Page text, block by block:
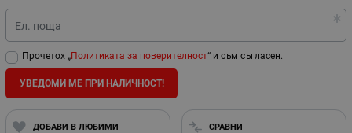
Ел. поща
Прочетох „Политиката за поверителност“ и съм съгласен.
УВЕДОМИ МЕ ПРИ НАЛИЧНОСТ!
ДОБАВИ В ЛЮБИМИ СРАВНИ